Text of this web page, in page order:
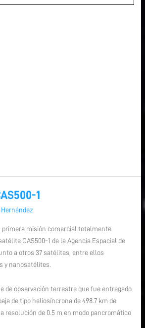
1
primera misión comercial totalmente
CAS500-1 de la Agencia Espacial de
a otros 37 satélites, entre ellos
y nanosatélites.
de observación terrestre que fue entregado
de tipo heliosíncrona de 498.7 km de
resolución de 0.5 m en modo pancromático